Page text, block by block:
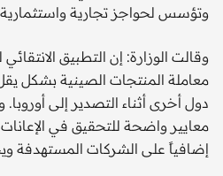
وتؤسس لحواجز تجارية
وقالت الوزارة: إن التطبيق
معاملة المنتجات الصينية بشكل
دول أخرى أثناء التصدير إلى أوروبا.
معايير واضحة للتحقيق في
إضافياً على الشركات المستهدفة